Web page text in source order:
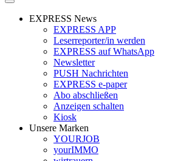
EXPRESS News
EXPRESS APP
Leserreporter/in werden
EXPRESS auf WhatsApp
Newsletter
PUSH Nachrichten
EXPRESS e-paper
Abo abschließen
Anzeigen schalten
Kiosk
Unsere Marken
YOURJOB
yourIMMO